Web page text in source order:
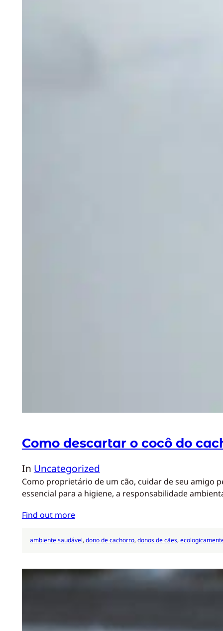
Como descartar o cocô do
In Uncategorized
Como proprietário de um cão, cuidar de seu amigo
essencial para a higiene, a responsabilidade
Find out more
ambiente saudável, dono de cachorro, donos de cães,